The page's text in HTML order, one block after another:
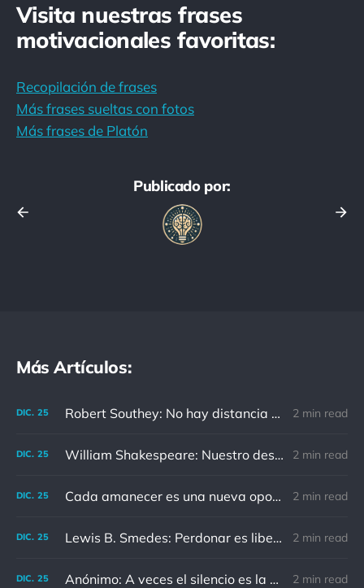
Visita nuestras frases
motivacionales favoritas:
Recopilación de frases
Más frases sueltas con fotos
Más frases de Platón
Publicado por:
Más Artículos:
DIC. 25 Robert Southey: No hay distancia o tiempo que pueda disminuir la amistad de aquellos que están completamente convencidos del valor del otro 2 min read
DIC. 25 William Shakespeare: Nuestro destino está en las estrellas, así que levantemos nuestros ojos al cielo 2 min read
DIC. 25 Cada amanecer es una nueva oportunidad 2 min read
DIC. 25 Lewis B. Smedes: Perdonar es liberar a un prisionero y descubrir que el prisionero eras tú 2 min read
DIC. 25 Anónimo: A veces el silencio es la mejor respuesta 2 min read